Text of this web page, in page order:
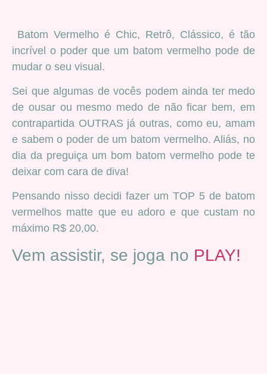
Batom Vermelho é Chic, Retrô, Clássico, é tão
incrível o poder que um batom vermelho pode de
mudar o seu visual.
Sei que algumas de vocês podem ainda ter medo
de ousar ou mesmo medo de não ficar bem, em
contrapartida OUTRAS já outras, como eu, amam
e sabem o poder de um batom vermelho. Aliás, no
dia da preguiça um bom batom vermelho pode te
deixar com cara de diva!
Pensando nisso decidi fazer um TOP 5 de batom
vermelhos matte que eu adoro e que custam no
máximo R$ 20,00.
Vem assistir, se joga no PLAY!